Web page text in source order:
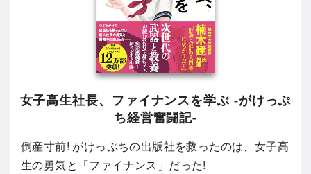
女子高生社長、ファイナンスを学ぶ -がけっぷ
ち経営奮闘記-
倒産寸前! がけっぷちの出版社を救ったのは、女子高
生の勇気と「ファイナンス」だった!